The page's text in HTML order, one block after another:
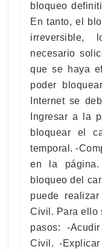
bloqueo
En tanto, el
necesario
que se haya
poder
Internet se
Ingresar a la
bloquear el
temporal. -
en la
bloqueo del
puede
Civil. Para ello
pasos: -
Civil. -